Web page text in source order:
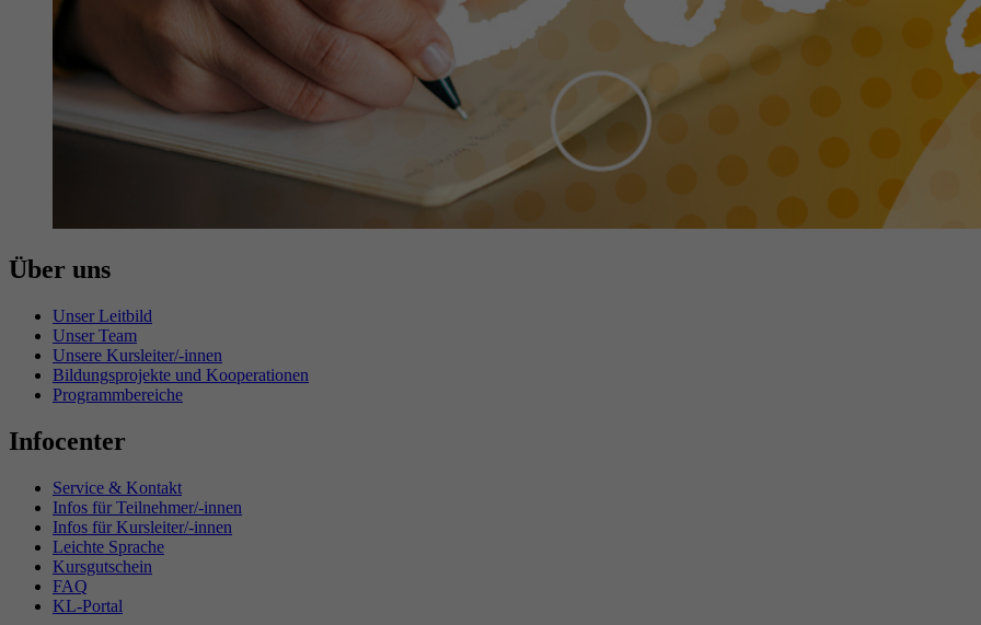
Über uns
Unser Leitbild
Unser Team
Unsere Kursleiter/-innen
Bildungsprojekte und Kooperationen
Programmbereiche
Infocenter
Service & Kontakt
Infos für Teilnehmer/-innen
Infos für Kursleiter/-innen
Leichte Sprache
Kursgutschein
FAQ
KL-Portal